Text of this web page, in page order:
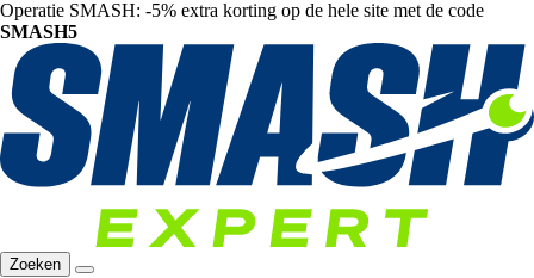
Operatie SMASH: -5% extra korting op de hele site met de code
SMASH5
Zoeken